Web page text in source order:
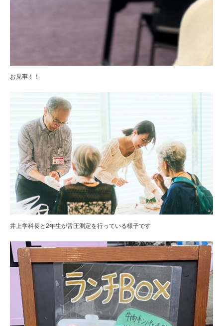
お見事！！
井上学科長と2年生が舌圧測定を行っている様子です